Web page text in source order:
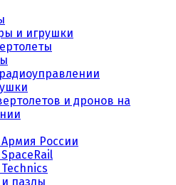
и игрушки
и дронов на
России
пазлы